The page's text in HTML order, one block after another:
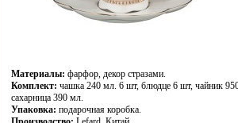
Материалы: фарфор, декор стразами.
Комплект: чашка 240 мл. 6 шт, блюдце 6 шт, чайник
сахарница 390 мл.
Упаковка: подарочная коробка.